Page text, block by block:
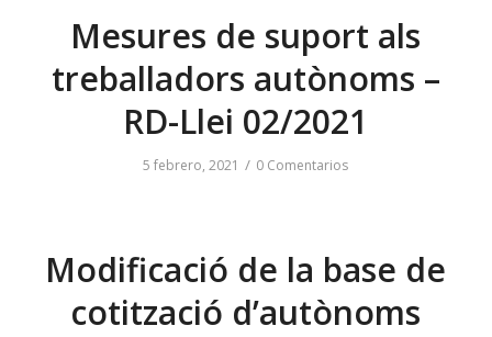
Mesures de suport als
treballadors autònoms –
RD-Llei 02/2021
5 febrero, 2021 / 0 Comentarios
Modificació de la base de
cotització d’autònoms